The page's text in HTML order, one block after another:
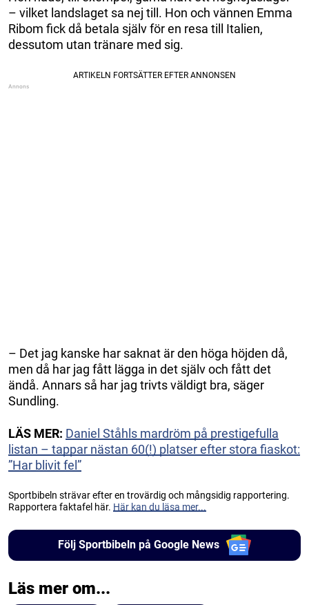
– vilket landslaget sa nej till. Hon och vännen Emma
Ribom fick då betala själv för en resa till Italien,
dessutom utan tränare med sig.
– Det jag kanske har saknat är den höga höjden då,
men då har jag fått lägga in det själv och fått det
ändå. Annars så har jag trivts väldigt bra, säger
Sundling.
LÄS MER: Daniel Ståhls mardröm på prestigefulla
listan – tappar nästan 60(!) platser efter stora fiaskot:
”Har blivit fel”
Sportbibeln strävar efter en trovärdig och mångsidig rapportering.
Rapportera faktafel här. Här kan du läsa mer...
Följ Sportbibeln på Google News
Läs mer om...